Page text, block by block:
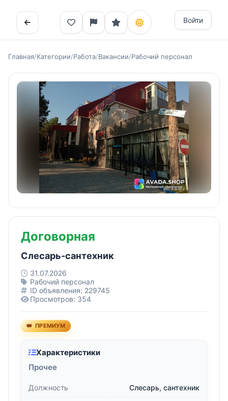
Войти
Главная/Категории/Работа/Вакансии/Рабочий персонал
Договорная
Слесарь-сантехник
31.07.2026
Рабочий персонал
ID объявления: 229745
Просмотров: 354
ПРЕМИУМ
Характеристики
Прочее
Должность Слесарь, сантехник